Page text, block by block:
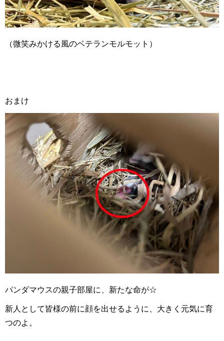
（微笑みかける風のベテランモルモット）
おまけ
パンダマウスの親子部屋に、新たな命が☆
新人として皆様の前に顔を出せるように、大きく元気に育
つのよ。